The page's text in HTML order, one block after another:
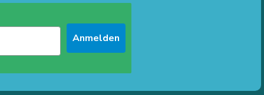
Anmelden